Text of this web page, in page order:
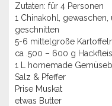
Zutaten: für 4 Personen
1 Chinakohl,
geschnitten
5-6 mittelgroße
ca .500 – 600 g
1 L homemade
Salz & Pfeffer
Prise Muskat
etwas Butter